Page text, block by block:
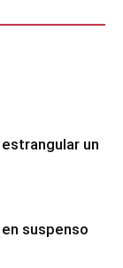
un
suspenso